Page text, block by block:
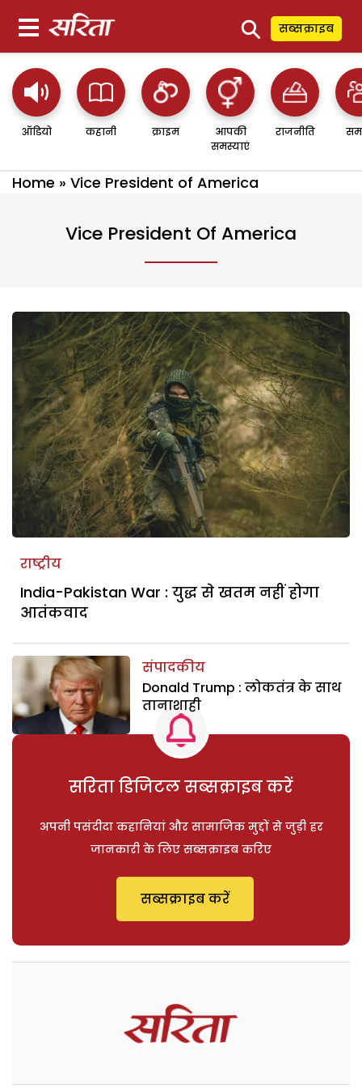
⚲ सब्सक्राइब
ऑडियो कहानी क्राइम
आपकी
समस्याएं
राजनीति
Home » Vice President of America
Vice President Of America
राष्ट्रीय
India-Pakistan War : युद्ध से खतम नहीं होगा
आतंकवाद
संपादकीय
Donald Trump : लोकतंत्र के साथ
तानाशाही
सरिता डिजिटल सब्सक्राइब करें
अपनी पसंदीदा कहानियां और सामाजिक मुद्दों से जुड़ी हर
जानकारी के लिए सब्सक्राइब करिए
सब्सक्राइब करें